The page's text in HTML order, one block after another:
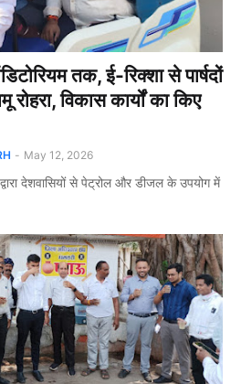
तक, ई-रिक्शा से पार्षदों
रोहरा, विकास कार्यों का किए
- May 12, 2026
देशवासियों से पेट्रोल और डीजल के उपयोग में